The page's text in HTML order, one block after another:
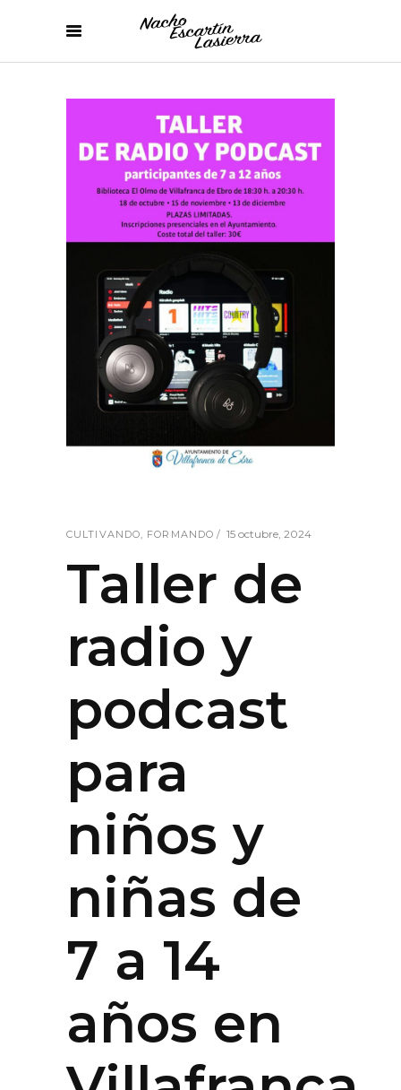
CULTIVANDO, FORMANDO 15 octubre, 2024
Taller de
radio y
podcast
para
niños y
niñas de
7 a 14
años en